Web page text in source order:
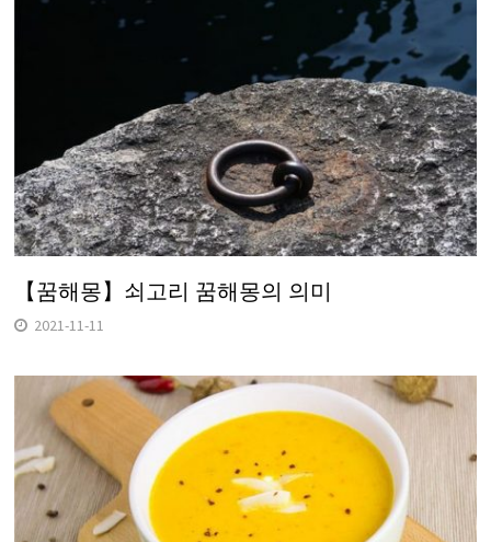
【꿈해몽】쇠고리 꿈해몽의 의미
2021-11-11